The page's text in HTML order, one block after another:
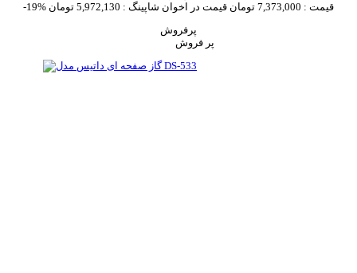
-19%
قیمت : 7,373,000 تومان قیمت در اخوان شاپینگ : 5,972,130 تومان
پرفروش